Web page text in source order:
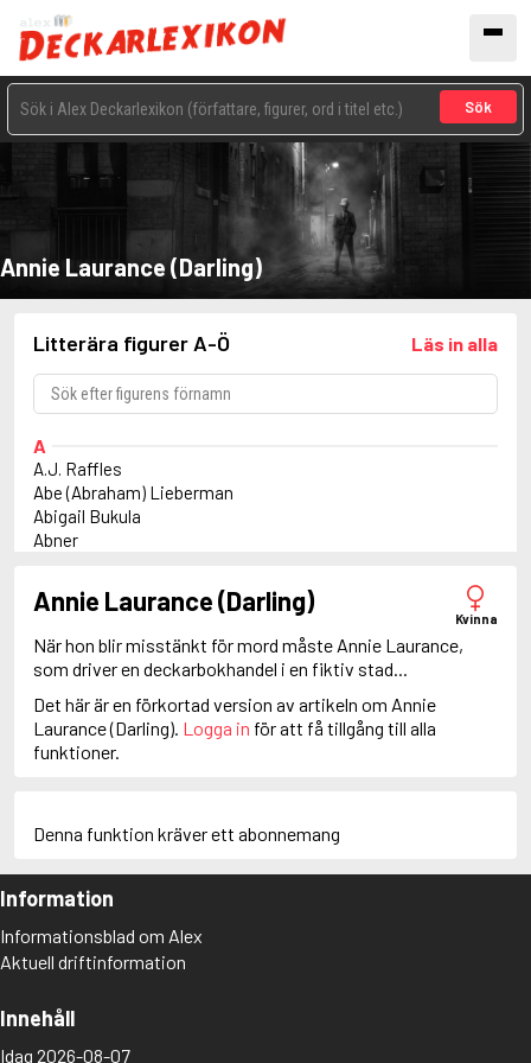
Sök
Annie Laurance (Darling)
Litterära figurer A-Ö Läs in alla
A
A.J. Raffles
Abe (Abraham) Lieberman
Abigail Bukula
Abner
Adam Fawley
Adamsberg
Adelia Aguilar
Adrian Roca
Alan Banks
Alan Grant
Albert Campion
Albin Winkelryd
Alex Delaware
Alex McKnight
Alex Morrow
Alex Nyberg
Alix London
Alvirah Meehan
Amanda Paller
Annie Laurance (Darling)
Kvinna
När hon blir misstänkt för mord måste Annie Laurance,
som driver en deckarbokhandel i en fiktiv stad...
Det här är en förkortad version av artikeln om Annie
Laurance (Darling). Logga in för att få tillgång till alla
funktioner.
Denna funktion kräver ett abonnemang
Information
Informationsblad om Alex
Aktuell driftinformation
Innehåll
Idag 2026-08-07